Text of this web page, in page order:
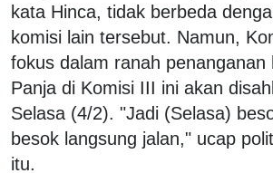
kata Hinca, tidak berbeda
komisi lain tersebut. Namun,
fokus dalam ranah penanganan
Panja di Komisi III ini akan
Selasa (4/2). "Jadi (Selasa)
besok langsung jalan," ucap
itu.